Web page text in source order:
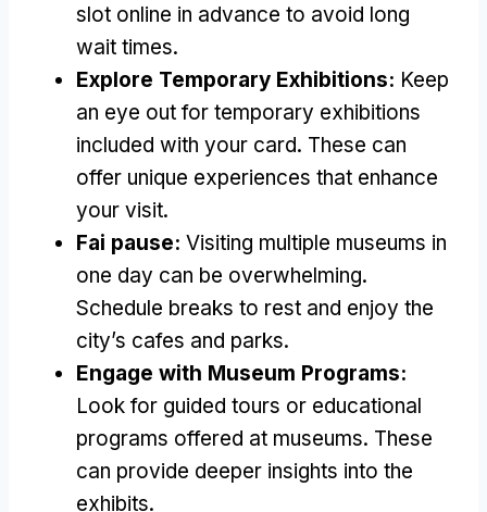
slot online in advance to avoid long
wait times.
Explore Temporary Exhibitions: Keep
an eye out for temporary exhibitions
included with your card. These can
offer unique experiences that enhance
your visit.
Fai pause: Visiting multiple museums in
one day can be overwhelming.
Schedule breaks to rest and enjoy the
city’s cafes and parks.
Engage with Museum Programs:
Look for guided tours or educational
programs offered at museums. These
can provide deeper insights into the
exhibits.